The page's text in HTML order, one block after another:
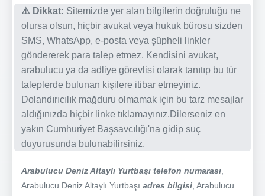
⚠️ Dikkat: Sitemizde yer alan bilgilerin doğruluğu ne
olursa olsun, hiçbir avukat veya hukuk bürosu sizden
SMS, WhatsApp, e-posta veya şüpheli linkler
göndererek para talep etmez. Kendisini avukat,
arabulucu ya da adliye görevlisi olarak tanıtıp bu tür
taleplerde bulunan kişilere itibar etmeyiniz.
Dolandırıcılık mağduru olmamak için bu tarz mesajlar
aldığınızda hiçbir linke tıklamayınız.Dilerseniz en
yakın Cumhuriyet Başsavcılığı'na gidip suç
duyurusunda bulunabilirsiniz.
Arabulucu Deniz Altaylı Yurtbaşı telefon numarası
Arabulucu Deniz Altaylı Yurtbaşı adres bilgisi , Arabulucu